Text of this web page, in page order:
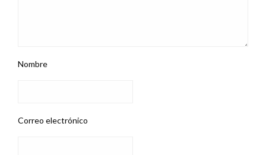
Nombre
Correo electrónico